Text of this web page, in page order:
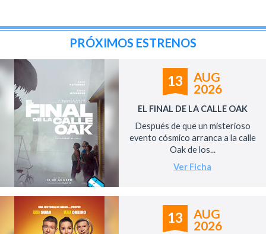
PRÓXIMOS ESTRENOS
13
AUG
2026
EL FINAL DE LA CALLE OAK
Después de que un misterioso
evento cósmico arranca a la calle
Oak de los...
Ver Ficha
13
AUG
2026